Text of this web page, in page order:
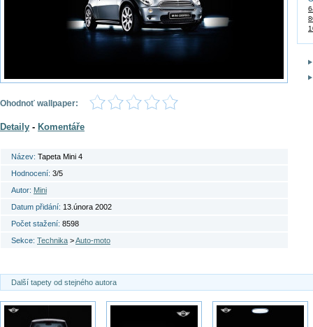
Ohodnoť wallpaper:
Detaily - Komentáře
Název: Tapeta Mini 4
Hodnocení: 3/5
Autor: Mini
Datum přidání: 13.února 2002
Počet stažení: 8598
Sekce: Technika >Auto-moto
Další tapety od stejného autora